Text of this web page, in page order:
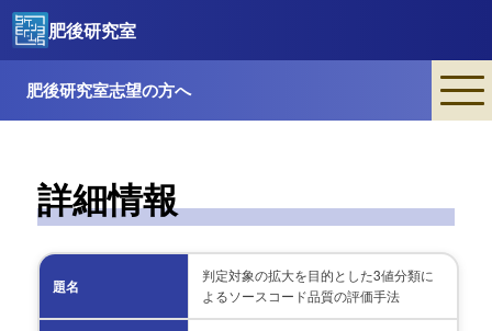
肥後研究室
肥後研究室志望の方へ
詳細情報
題名
判定対象の拡大を目的とした3値分類に
よるソースコード品質の評価手法